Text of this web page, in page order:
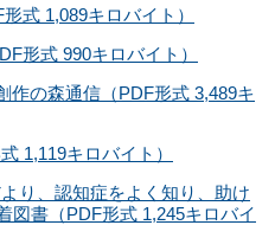
式 1,089キロバイト）
形式 990キロバイト）
の森通信（PDF形式 3,489キ
1,119キロバイト）
り、認知症をよく知り、助け
図書（PDF形式 1,245キロバイ